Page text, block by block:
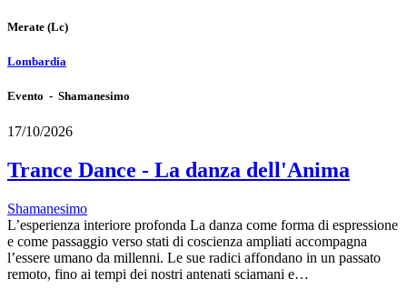
Merate (Lc)
Lombardia
Evento - Shamanesimo
17/10/2026
Trance Dance - La danza dell'Anima
Shamanesimo
L’esperienza interiore profonda La danza come forma di espressione
e come passaggio verso stati di coscienza ampliati accompagna
l’essere umano da millenni. Le sue radici affondano in un passato
remoto, fino ai tempi dei nostri antenati sciamani e…